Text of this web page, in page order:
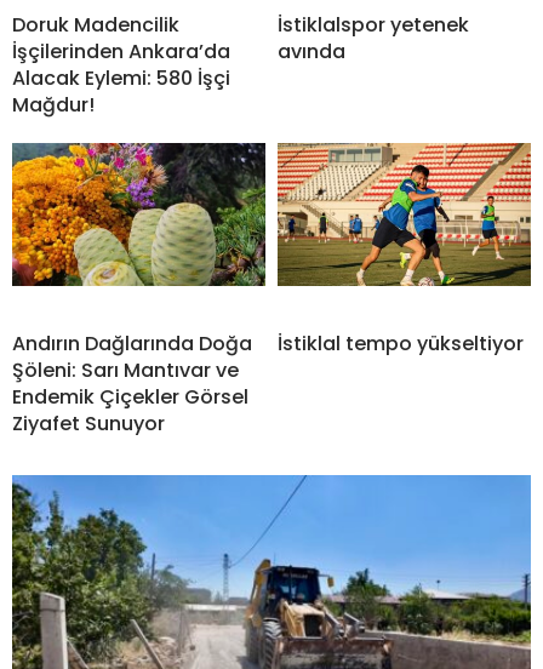
Doruk Madencilik
İşçilerinden Ankara’da
Alacak Eylemi: 580 İşçi
Mağdur!
İstiklalspor yetenek
avında
Andırın Dağlarında Doğa
Şöleni: Sarı Mantıvar ve
Endemik Çiçekler Görsel
Ziyafet Sunuyor
İstiklal tempo yükseltiyor